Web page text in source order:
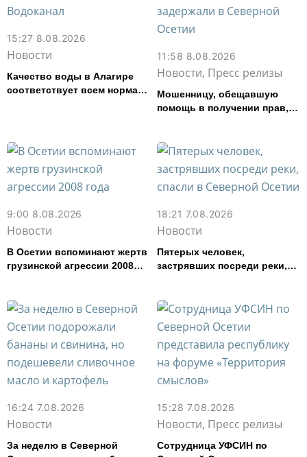
15:27 8.08.2026
Новости
Качество воды в Алагире
соответствует всем нормам
11:58 8.08.2026
Новости, Пресс релизы
Мошенницу, обещавшую
помощь в получении прав,
9:00 8.08.2026
Новости
В Осетии вспоминают жертв
грузинской агрессии 2008
18:21 7.08.2026
Новости
Пятерых человек,
застрявших посреди реки,
16:24 7.08.2026
Новости
За неделю в Северной
15:28 7.08.2026
Новости, Пресс релизы
Сотрудница УФСИН по